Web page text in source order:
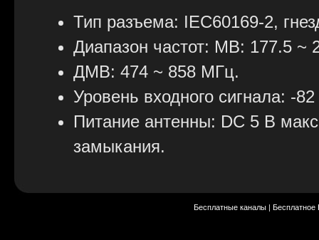
Тип разъема: IEC60169-2,
Диапазон частот: МВ: 177.5 ~
ДМВ: 474 ~ 858 МГц.
Уровень входного сигнала: -
Питание антенны: DC 5 В
замыкания.
Бесплатные каналы | Бесплатное